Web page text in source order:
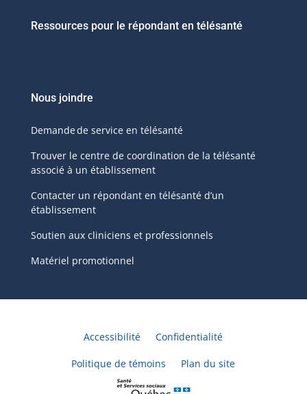
Ressources pour le répondant en télésanté
Nous joindre
Demande de service en télésanté
Trouver le centre de coordination de la télésanté
associé à un établissement
Contacter un répondant en télésanté d’un
établissement
Soutien aux cliniciens et professionnels
Matériel promotionnel
Accessibilité Confidentialité
Politique de témoins Plan du site